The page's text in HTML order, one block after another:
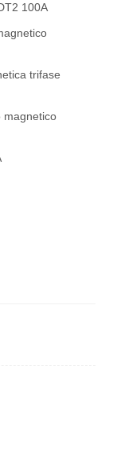
100A
trifase
magnetico